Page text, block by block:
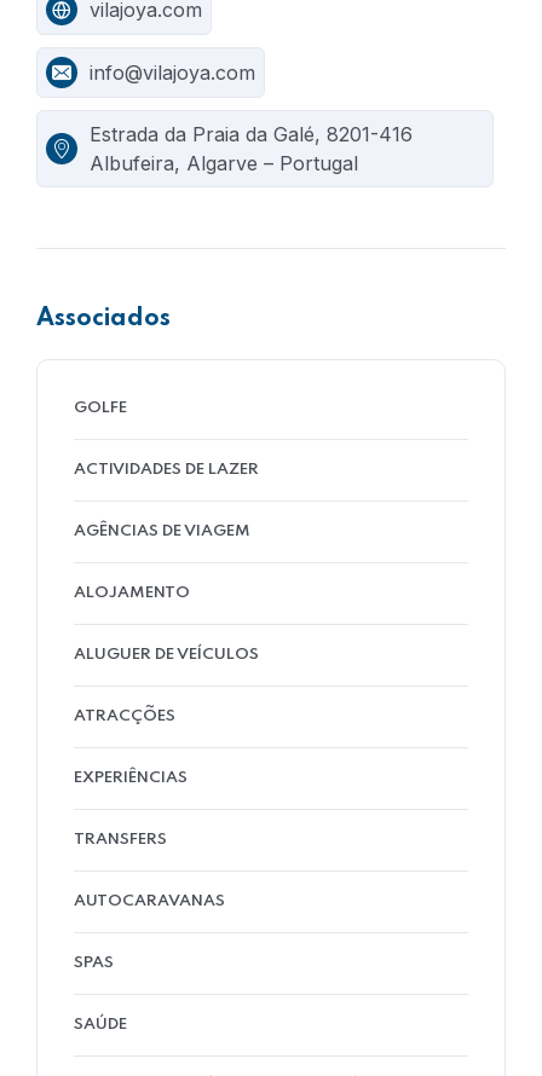
vilajoya.com
info@vilajoya.com
Estrada da Praia da Galé, 8201-416
Albufeira, Algarve – Portugal
Associados
GOLFE
ACTIVIDADES DE LAZER
AGÊNCIAS DE VIAGEM
ALOJAMENTO
ALUGUER DE VEÍCULOS
ATRACÇÕES
EXPERIÊNCIAS
TRANSFERS
AUTOCARAVANAS
SPAS
SAÚDE